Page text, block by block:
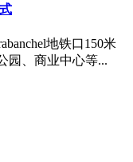
地铁口150米
园、商业中心等...